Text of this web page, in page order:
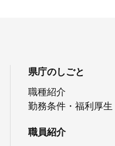
県庁のしごと
職種紹介
勤務条件・福利厚生
職員紹介